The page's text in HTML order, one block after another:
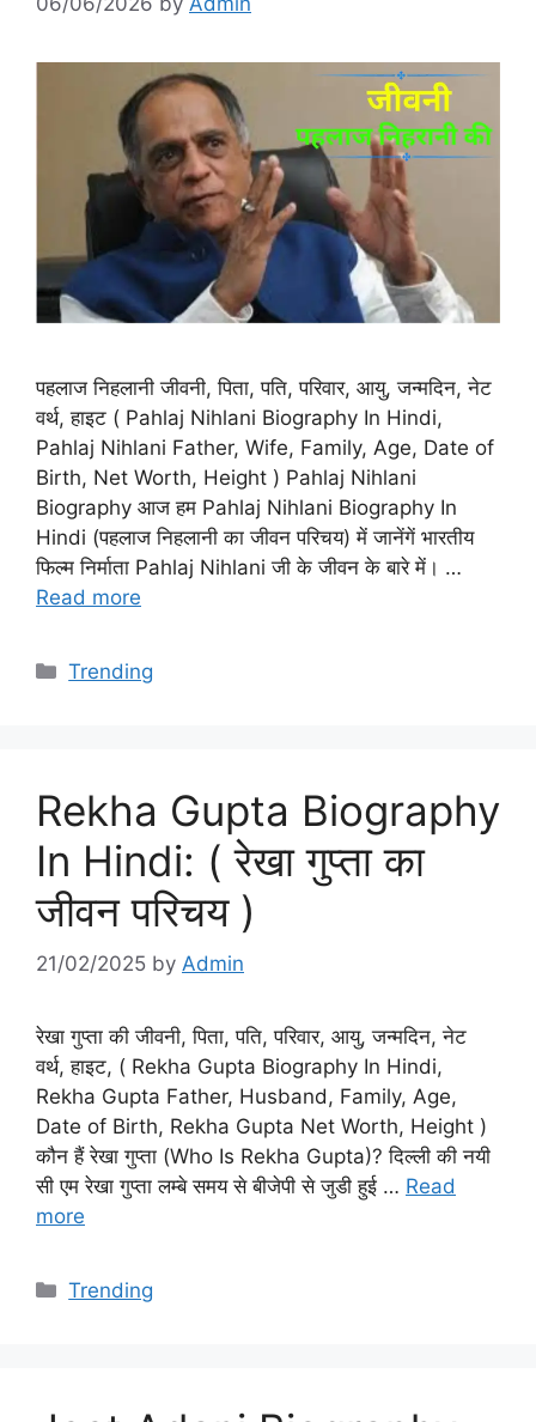
पहलाज निहलानी जीवनी, पिता, पति, परिवार, आयु, जन्मदिन, नेट
वर्थ, हाइट ( Pahlaj Nihlani Biography In Hindi,
Pahlaj Nihlani Father, Wife, Family, Age, Date of
Birth, Net Worth, Height ) Pahlaj Nihlani
Biography आज हम Pahlaj Nihlani Biography In
Hindi (पहलाज निहलानी का जीवन परिचय) में जानेंगें भारतीय
फिल्म निर्माता Pahlaj Nihlani जी के जीवन के बारे में। …
Read more
Categories
Trending
Rekha Gupta Biography
In Hindi: ( रेखा गुप्ता का
जीवन परिचय )
21/02/2025 by Admin
रेखा गुप्ता की जीवनी, पिता, पति, परिवार, आयु, जन्मदिन, नेट
वर्थ, हाइट, ( Rekha Gupta Biography In Hindi,
Rekha Gupta Father, Husband, Family, Age,
Date of Birth, Rekha Gupta Net Worth, Height )
कौन हैं रेखा गुप्ता (Who Is Rekha Gupta)? दिल्ली की नयी
सी एम रेखा गुप्ता लम्बे समय से बीजेपी से जुडी हुई … Read
more
Categories
Trending